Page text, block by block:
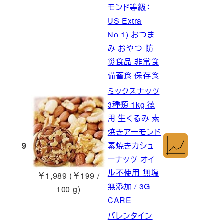
モンド等級：
US Extra
No.1) おつま
み おやつ 防
災食品 非常食
備蓄食 保存食
9
￥1,989 (￥199 /
100 g)
ミックスナッツ
3種類 1kg 徳
用 生くるみ 素
焼きアーモンド
素焼きカシュ
ーナッツ オイ
ル不使用 無塩
無添加 / 3G
CARE
バレンタイン